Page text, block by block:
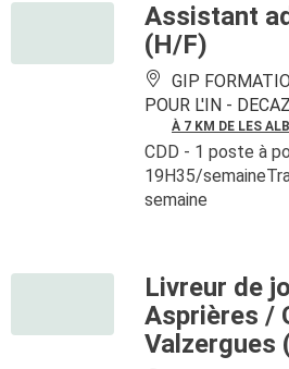
Assistant
(H/F)
GIP
POUR L'IN -
À 7 KM DE LES
CDD - 1 poste à
19H35/
semaine
Livreur de
Asprières /
Valzergues